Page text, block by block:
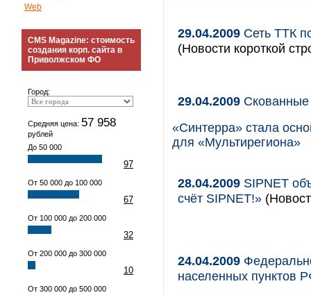
Web
CMS Magazine: стоимость
создания корп. сайта в
Приволжском ФО
Город:
Средняя цена: 57 958
рублей
До 50 000
97
От 50 000 до 100 000
67
От 100 000 до 200 000
32
От 200 000 до 300 000
10
От 300 000 до 500 000
29.04.2009 Сеть ТТК
(Новости короткой
29.04.2009
«Синтерра» стала
для «Мультирегиона»
28.04.2009 SIPNET
счёт SIPNET!»
24.04.2009
населенных пунктов